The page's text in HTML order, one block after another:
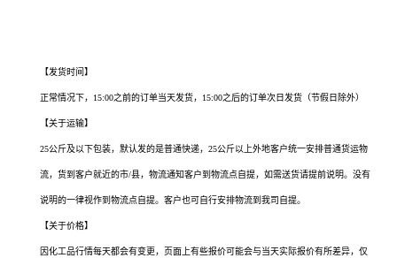
【发货时间】
正常情况下，15:00之前的订单当天发货，15:00之后的订单次日发货（节假日除外）
【关于运输】
25公斤及以下包装，默认发的是普通快递，25公斤以上外地客户统一安排普通货运物
流，货到客户就近的市/县，物流通知客户到物流点自提，如需送货请提前说明。没有
说明的一律视作到物流点自提。客户也可自行安排物流到我司自提。
【关于价格】
因化工品行情每天都会有变更，页面上有些报价可能会与当天实际报价有所差异，仅